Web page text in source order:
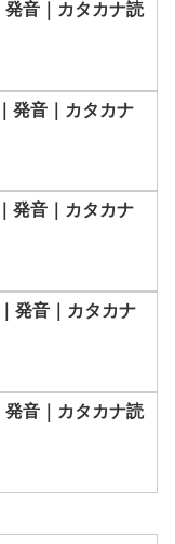
音｜カタカナ読
発音｜カタカナ
発音｜カタカナ
発音｜カタカナ
音｜カタカナ読